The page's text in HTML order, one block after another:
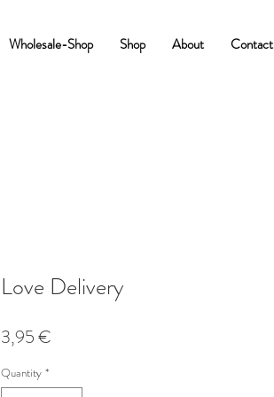
Wholesale-Shop Shop About Contact
Love Delivery
3,95 €
Quantity *